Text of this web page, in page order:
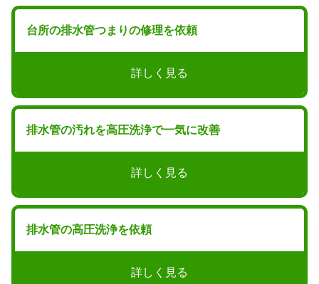
台所の排水管つまりの修理を依頼
詳しく見る
排水管の汚れを高圧洗浄で一気に改善
詳しく見る
排水管の高圧洗浄を依頼
詳しく見る